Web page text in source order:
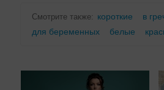
Смотрите также: короткие в
для беременных
белые